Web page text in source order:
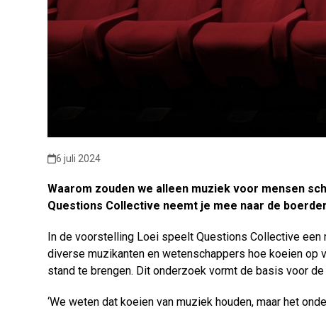
6 juli 2024
Waarom zouden we alleen muziek voor mensen
Questions Collective neemt je mee naar de
In de voorstelling Loei speelt Questions Collective een
diverse muzikanten en wetenschappers hoe koeien op
stand te brengen. Dit onderzoek vormt de basis voor
‘We weten dat koeien van muziek houden, maar het